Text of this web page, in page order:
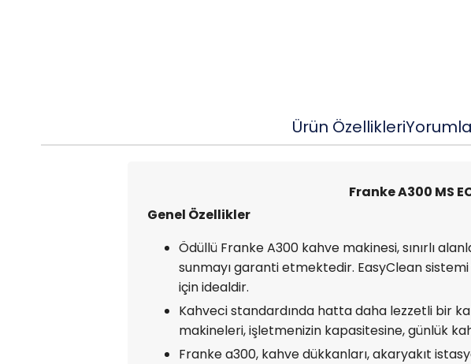
Ürün Özellikleri
Franke A300 MS
Genel Özellikler
Ödüllü Franke A300 kahve makinesi, sınırlı
sunmayı garanti etmektedir. EasyClean
için idealdir.
Kahveci standardında hatta daha lezzetli bir
makineleri, işletmenizin kapasitesine, günlük
Franke a300, kahve dükkanları, akaryakıt